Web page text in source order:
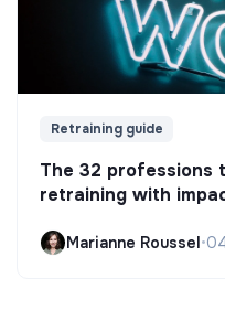
Retraining guide
The 32
retraining with
Marianne Roussel•